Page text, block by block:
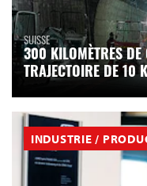
SUISSE
300 KILOMÈTRES DE
TRAJECTOIRE DE 10
INDUSTRIE /